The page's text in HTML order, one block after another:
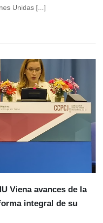
Unidas [...]
Viena avances de la
integral de su